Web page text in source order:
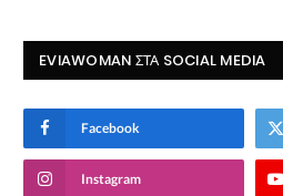
EVIAWOMAN ΣΤΑ SOCIAL MEDIA
Facebook
Instagram